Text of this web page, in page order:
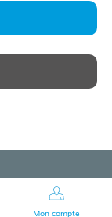
Mon compte